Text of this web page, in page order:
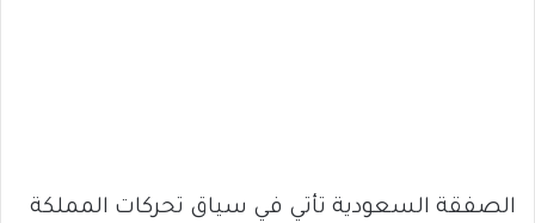
الصفقة السعودية تأتي في سياق تحركات المملكة